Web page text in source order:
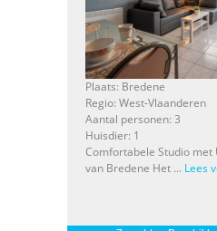
Plaats: Bredene
Regio: West-Vlaanderen
Aantal personen: 3
Huisdier: 1
Comfortabele Studio
van Bredene Het ... Lees